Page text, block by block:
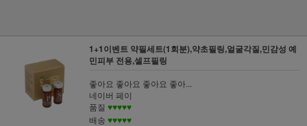
1+1이벤트 약필세트(1회분),약초필링,얼굴각질,민감성 예
민피부 전용,셀프필링
좋아요 좋아요 좋아요 좋아...
네이버 페이
품질 ♥♥♥♥♥
배송 ♥♥♥♥♥